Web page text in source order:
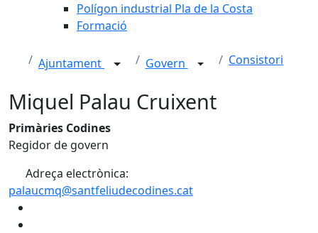
Polígon industrial Pla de la Costa
Formació
Ajuntament Govern Consistori
Miquel Palau Cruixent
Primàries Codines
Regidor de govern
Adreça electrònica:
palaucmq@santfeliudecodines.cat